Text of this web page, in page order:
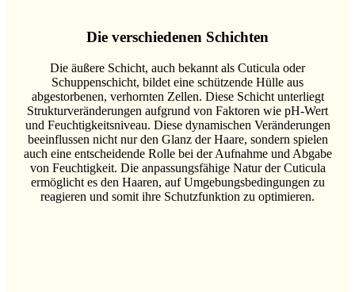
Die verschiedenen Schichten
Die äußere Schicht, auch bekannt als Cuticula oder
Schuppenschicht, bildet eine schützende Hülle aus
abgestorbenen, verhornten Zellen. Diese Schicht unterliegt
Strukturveränderungen aufgrund von Faktoren wie pH-Wert
und Feuchtigkeitsniveau. Diese dynamischen Veränderungen
beeinflussen nicht nur den Glanz der Haare, sondern spielen
auch eine entscheidende Rolle bei der Aufnahme und Abgabe
von Feuchtigkeit. Die anpassungsfähige Natur der Cuticula
ermöglicht es den Haaren, auf Umgebungsbedingungen zu
reagieren und somit ihre Schutzfunktion zu optimieren.